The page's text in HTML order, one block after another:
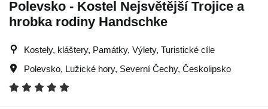
Polevsko - Kostel Nejsvětější Trojice a
hrobka rodiny Handschke
Kostely, kláštery, Památky, Výlety, Turistické cíle
Polevsko, Lužické hory, Severní Čechy, Českolipsko